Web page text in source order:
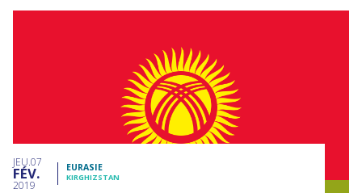
JEU 07
FÉV
2019
EURASIE
KIRGHIZSTAN